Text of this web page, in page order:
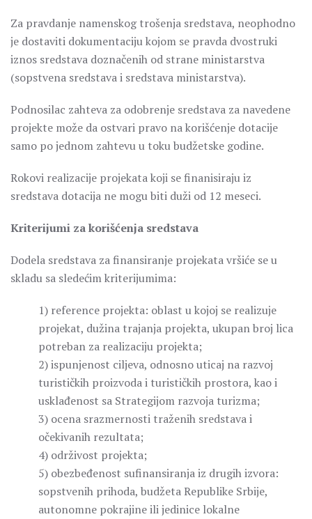
Za pravdanje namenskog trošenja sredstava, neophodno
je dostaviti dokumentaciju kojom se pravda dvostruki
iznos sredstava doznačenih od strane ministarstva
(sopstvena sredstava i sredstava ministarstva).
Podnosilac zahteva za odobrenje sredstava za navedene
projekte može da ostvari pravo na korišćenje dotacije
samo po jednom zahtevu u toku budžetske godine.
Rokovi realizacije projekata koji se finanisiraju iz
sredstava dotacija ne mogu biti duži od 12 meseci.
Kriterijumi za korišćenja sredstava
Dodela sredstava za finansiranje projekata vršiće se u
skladu sa sledećim kriterijumima:
1) reference projekta: oblast u kojoj se realizuje
projekat, dužina trajanja projekta, ukupan broj lica
potreban za realizaciju projekta;
2) ispunjenost ciljeva, odnosno uticaj na razvoj
turističkih proizvoda i turističkih prostora, kao i
usklađenost sa Strategijom razvoja turizma;
3) ocena srazmernosti traženih sredstava i
očekivanih rezultata;
4) održivost projekta;
5) obezbeđenost sufinansiranja iz drugih izvora:
sopstvenih prihoda, budžeta Republike Srbije,
autonomne pokrajine ili jedinice lokalne